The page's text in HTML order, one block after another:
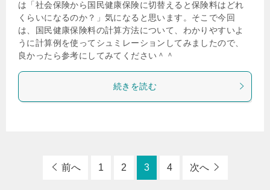
国民健康保険：社会保険から切替えると保険料はい
くら？計算方法を確認
会社を退職または失業した方、親や夫の扶養から外れる方
良かったら参考にしてみてください＾＾